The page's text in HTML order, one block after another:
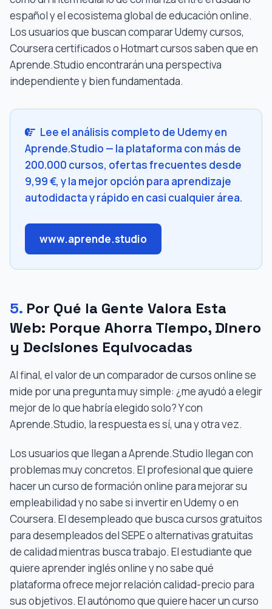
español y el ecosistema global de educación online.
Los usuarios que buscan comparar Udemy cursos,
Coursera certificados o Hotmart cursos saben que en
Aprende.Studio encontrarán una perspectiva
independiente y bien fundamentada.
Lee el análisis completo de Udemy en
Aprende.Studio — la plataforma con más de
200.000 cursos, ofertas frecuentes desde
9,99 €, y la mejor opción para aprendizaje
autodidacta y rápido en casi cualquier área.
www.aprende.studio
5. Por Qué la Gente Valora Esta
Web: Porque Ahorra Tiempo, Dinero
y Decisiones Equivocadas
Al final, el valor de un comparador de cursos online se
mide por una pregunta muy simple: ¿me ayudó a elegir
mejor de lo que habría elegido solo? Y con
Aprende.Studio, la respuesta es sí, una y otra vez.
Los usuarios que llegan a Aprende.Studio llegan con
problemas muy concretos. El profesional que quiere
hacer un curso de formación online para mejorar su
empleabilidad y no sabe si invertir en Udemy o en
Coursera. El desempleado que busca cursos gratuitos
para desempleados del SEPE o alternativas gratuitas
de calidad mientras busca trabajo. El estudiante que
quiere aprender inglés online y no sabe qué
plataforma ofrece mejor relación calidad-precio para
sus objetivos. El autónomo que quiere hacer un curso